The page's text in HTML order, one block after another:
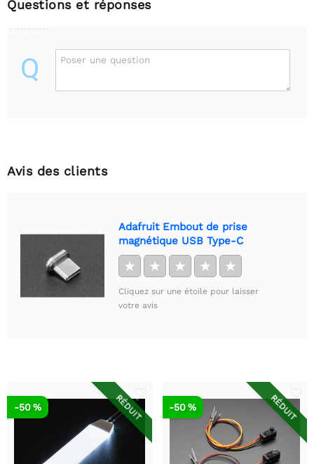
Questions et réponses
Q Poser une question
Avis des clients
Adafruit Embout de prise
magnétique USB Type-C
★ ★ ★ ★ ★
Cliquez sur une étoile pour laisser
votre avis
RÉDUIT
-50 % RÉDUIT
-50 %